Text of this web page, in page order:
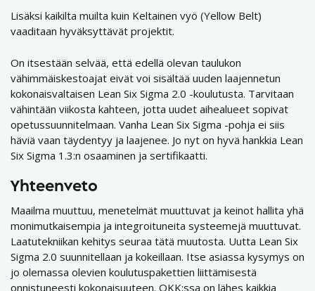
Lisäksi kaikilta muilta kuin Keltainen vyö (Yellow Belt)
vaaditaan hyväksyttävät projektit.
On itsestään selvää, että edellä olevan taulukon
vähimmäiskestoajat eivät voi sisältää uuden laajennetun
kokonaisvaltaisen Lean Six Sigma 2.0 -koulutusta. Tarvitaan
vähintään viikosta kahteen, jotta uudet aihealueet sopivat
opetussuunnitelmaan. Vanha Lean Six Sigma -pohja ei siis
häviä vaan täydentyy ja laajenee. Jo nyt on hyvä hankkia Lean
Six Sigma 1.3:n osaaminen ja sertifikaatti.
Yhteenveto
Maailma muuttuu, menetelmät muuttuvat ja keinot hallita yhä
monimutkaisempia ja integroituneita systeemejä muuttuvat.
Laatutekniikan kehitys seuraa tätä muutosta. Uutta Lean Six
Sigma 2.0 suunnitellaan ja kokeillaan. Itse asiassa kysymys on
jo olemassa olevien koulutuspakettien liittämisestä
onnistuneesti kokonaisuuteen. QKK:ssa on lähes kaikkia